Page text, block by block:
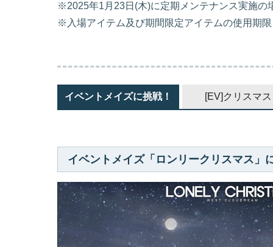
※2025年1月23日(木)に定期メンテナンス実施の
※入場アイテム及び期間限定アイテムの使用期
イベントメイズに挑戦！ [EV]クリスマ
イベントメイズ「ロンリークリスマス」